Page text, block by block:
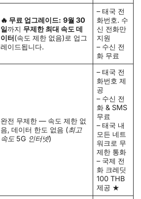
🔥 무료 업그레이드: 9월 30
일까지 무제한 최대 속도 데
이터(속도 제한 없음)로 업그
레이드됩니다.
– 태국 전
화번호. 수
신 전화만
지원
– 수신 전
화 무료
완전 무제한 — 속도 제한 없
음, 데이터 한도 없음 (최고
속도 5G 인터넷)
– 태국 전
화번호 제
공
– 수신 전
화 & SMS
무료
– 태국 내
모든 네트
워크로 무
제한 통화
– 국제 전
화 크레딧
100 THB
제공 ★